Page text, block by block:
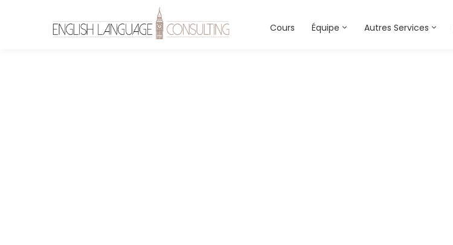
Cours Équipe Autres Services